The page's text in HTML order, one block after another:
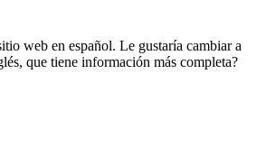
web en español. Le gustaría cambiar a
que tiene información más completa?